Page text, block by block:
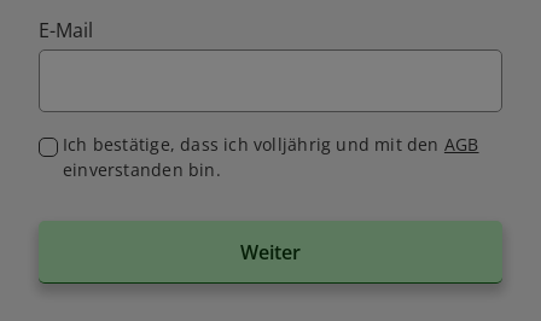
E-Mail
Ich bestätige, dass ich volljährig und mit den AGB
einverstanden bin.
Weiter